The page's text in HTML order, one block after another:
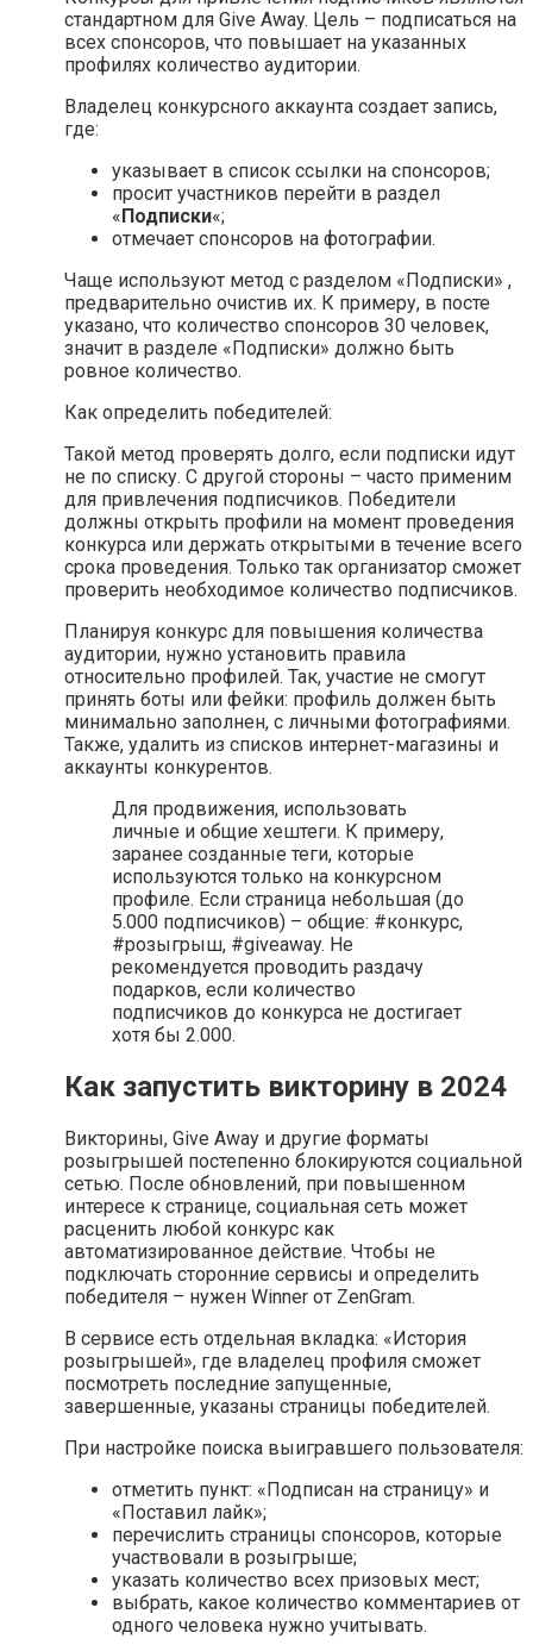
стандартном для Give Away. Цель – подписаться на
всех спонсоров, что повышает на указанных
профилях количество аудитории.
Владелец конкурсного аккаунта создает запись,
где:
указывает в список ссылки на спонсоров;
просит участников перейти в раздел
« Подписки«;
отмечает спонсоров на фотографии.
Чаще используют метод с разделом «Подписки» ,
предварительно очистив их. К примеру, в посте
указано, что количество спонсоров 30 человек,
значит в разделе «Подписки» должно быть
ровное количество.
Как определить победителей:
Такой метод проверять долго, если подписки идут
не по списку. С другой стороны – часто применим
для привлечения подписчиков. Победители
должны открыть профили на момент проведения
конкурса или держать открытыми в течение всего
срока проведения. Только так организатор сможет
проверить необходимое количество подписчиков.
Планируя конкурс для повышения количества
аудитории, нужно установить правила
относительно профилей. Так, участие не смогут
принять боты или фейки: профиль должен быть
минимально заполнен, с личными фотографиями.
Также, удалить из списков интернет-магазины и
аккаунты конкурентов.
Для продвижения, использовать
личные и общие хештеги. К примеру,
заранее созданные теги, которые
используются только на конкурсном
профиле. Если страница небольшая (до
5.000 подписчиков) – общие: #конкурс,
#розыгрыш, #giveaway. Не
рекомендуется проводить раздачу
подарков, если количество
подписчиков до конкурса не достигает
хотя бы 2.000.
Как запустить викторину в 2024
Викторины, Give Away и другие форматы
розыгрышей постепенно блокируются социальной
сетью. После обновлений, при повышенном
интересе к странице, социальная сеть может
расценить любой конкурс как
автоматизированное действие. Чтобы не
подключать сторонние сервисы и определить
победителя – нужен Winner от ZenGram.
В сервисе есть отдельная вкладка: «История
розыгрышей», где владелец профиля сможет
посмотреть последние запущенные,
завершенные, указаны страницы победителей.
При настройке поиска выигравшего пользователя:
отметить пункт: «Подписан на страницу» и
«Поставил лайк»;
перечислить страницы спонсоров, которые
участвовали в розыгрыше;
указать количество всех призовых мест;
выбрать, какое количество комментариев от
одного человека нужно учитывать.